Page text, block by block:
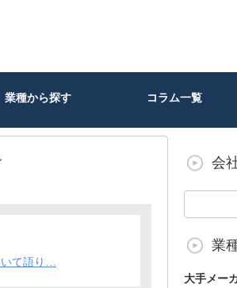
業種から探す コラム一覧
て語り…
会
業
大手メー